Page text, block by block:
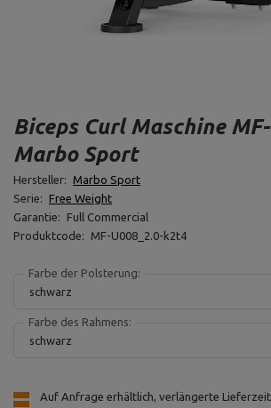
Biceps Curl Maschine
Marbo Sport
Hersteller: Marbo Sport
Serie: Free Weight
Garantie:
Full Commercial
Produktcode:
MF-U008_2.0-k2t4
Farbe der Polsterung:
schwarz
Farbe des Rahmens:
schwarz
Auf Anfrage erhältlich, verlängerte Lieferzeit